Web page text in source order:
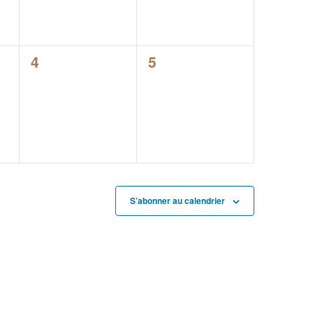
0
4
0
5
S’abonner au calendrier